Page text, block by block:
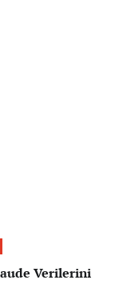
Verilerini